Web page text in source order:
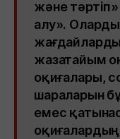
және
алу».
жазатайым
оқиғалары,
шараларын
емес
оқиғалардың